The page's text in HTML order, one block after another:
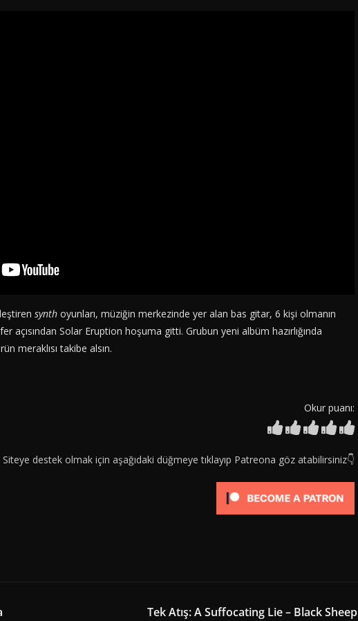
synth oyunları, müziğin merkezinde yer alan bas gitar, 6 kişi olmanın
açısından Solar Eruption hoşuma gitti. Grubun yeni albüm hazırlığında
meraklısı takibe alsın.
Okur puanı:
Siteye destek olmak için aşağıdaki düğmeye tıklayıp Patreona göz atabilirsiniz👇
Tek Atış: A Suffocating Lie – Black Sheep